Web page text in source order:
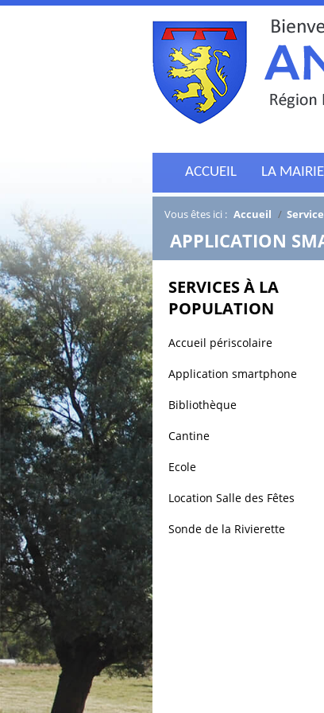
ACCUEIL LA MAIRIE
Vous êtes ici : Accueil /
APPLICATION
SERVICES À LA
POPULATION
Accueil périscolaire
Application smartphone
Bibliothèque
Cantine
Ecole
Location Salle des Fêtes
Sonde de la Rivierette